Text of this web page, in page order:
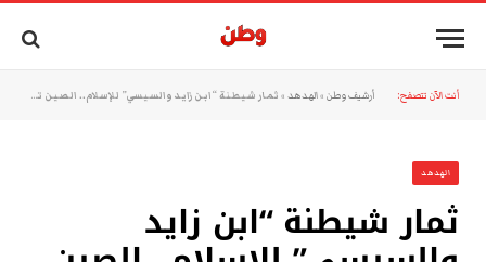
أنت الآن تتصفح: أرشيف وطن »الهدهد » ثمار شيطنة “ابن زايد والسيسي” للإسلام.. الصين تمنع مسلميها من الحج وتضع “اختبار” يجب تجاوزه أولا
الهدهد
ثمار شيطنة “ابن زايد